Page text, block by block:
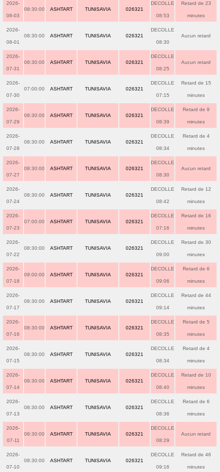
2026-
08-03
08:30:00 ASHTART TUNISAVIA 026321
DECOLLE
08:53
Retard de 23
minutes
2026-
08-01
08:30:00 ASHTART TUNISAVIA 026321
DECOLLE
08:30
Aucun retard
2026-
07-31
08:30:00 ASHTART TUNISAVIA 026321
DECOLLE
08:25
Aucun retard
2026-
07-30
07:00:00 ASHTART TUNISAVIA 026321
DECOLLE
07:15
Retard de 15
minutes
2026-
07-29
08:30:00 ASHTART TUNISAVIA 026321
DECOLLE
08:39
Retard de 9
minutes
2026-
07-28
08:30:00 ASHTART TUNISAVIA 026321
DECOLLE
08:34
Retard de 4
minutes
2026-
07-27
08:30:00 ASHTART TUNISAVIA 026321
DECOLLE
08:30
Aucun retard
2026-
07-24
08:30:00 ASHTART TUNISAVIA 026321
DECOLLE
08:42
Retard de 12
minutes
2026-
07-23
07:00:00 ASHTART TUNISAVIA 026321
DECOLLE
07:16
Retard de 16
minutes
2026-
07-22
08:30:00 ASHTART TUNISAVIA 026321
DECOLLE
09:00
Retard de 30
minutes
2026-
07-18
09:00:00 ASHTART TUNISAVIA 026321
DECOLLE
09:06
Retard de 6
minutes
2026-
07-17
08:30:00 ASHTART TUNISAVIA 026321
DECOLLE
09:14
Retard de 44
minutes
2026-
07-16
08:30:00 ASHTART TUNISAVIA 026321
DECOLLE
08:35
Retard de 5
minutes
2026-
07-15
08:30:00 ASHTART TUNISAVIA 026321
DECOLLE
08:34
Retard de 4
minutes
2026-
07-14
08:30:00 ASHTART TUNISAVIA 026321
DECOLLE
08:40
Retard de 10
minutes
2026-
07-13
08:30:00 ASHTART TUNISAVIA 026321
DECOLLE
08:36
Retard de 6
minutes
2026-
07-11
08:30:00 ASHTART TUNISAVIA 026321
DECOLLE
08:29
Aucun retard
2026-
07-10
08:30:00 ASHTART TUNISAVIA 026321
DECOLLE
09:16
Retard de 46
minutes